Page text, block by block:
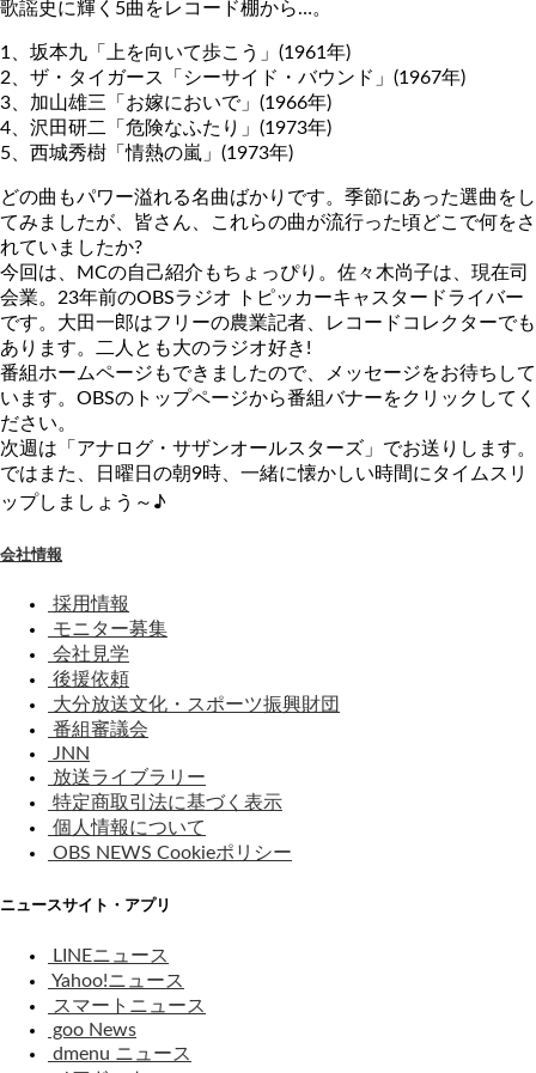
歌謡史に輝く5曲をレコード棚から…。
1、坂本九「上を向いて歩こう」(1961年)
2、ザ・タイガース「シーサイド・バウンド」(1967年)
3、加山雄三「お嫁においで」(1966年)
4、沢田研二「危険なふたり」(1973年)
5、西城秀樹「情熱の嵐」(1973年)
どの曲もパワー溢れる名曲ばかりです。季節にあった選曲をし
てみましたが、皆さん、これらの曲が流行った頃どこで何をさ
れていましたか?
今回は、MCの自己紹介もちょっぴり。佐々木尚子は、現在司
会業。23年前のOBSラジオ トピッカーキャスタードライバー
です。大田一郎はフリーの農業記者、レコードコレクターでも
あります。二人とも大のラジオ好き!
番組ホームページもできましたので、メッセージをお待ちして
います。OBSのトップページから番組バナーをクリックしてく
ださい。
次週は「アナログ・サザンオールスターズ」でお送りします。
ではまた、日曜日の朝9時、一緒に懐かしい時間にタイムスリ
ップしましょう～♪
会社情報
採用情報
モニター募集
会社見学
後援依頼
大分放送文化・スポーツ振興財団
番組審議会
JNN
放送ライブラリー
特定商取引法に基づく表示
個人情報について
OBS NEWS Cookieポリシー
ニュースサイト・アプリ
LINEニュース
Yahoo!ニュース
スマートニュース
goo News
dmenu ニュース